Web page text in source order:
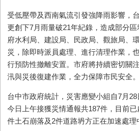
受低壓帶及西南氣流引發強降雨影響，
更創下7月雨量破21年紀錄，造成部分
府水利局、建設局、民政局、觀旅局、
災，除即時派員處理、進行清理作業，
行預防性撤離安置。市府將持續密切關
汛與災後復建作業，全力保障市民安全。
台中市政府統計，災害應變小組自7月 28
今日上午接獲災情通報共187件，目前已
件土石崩落及 2件道路坍方正在加速處理